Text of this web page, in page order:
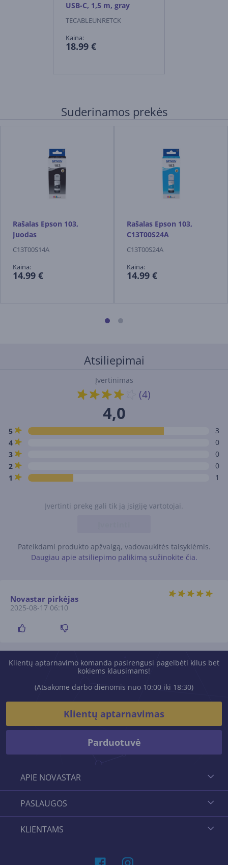
USB-C, 1,5 m, gray
TECABLEUNRETCK
Kaina:
18.99 €
Suderinamos prekės
Rašalas Epson 103,
Juodas
C13T00S14A
Kaina:
14.99 €
Rašalas Epson 103,
C13T00S24A
C13T00S24A
Kaina:
14.99 €
Atsiliepimai
Įvertinimas
(4)
4,0
5
3
4
0
3
0
2
0
1
1
Įvertinti prekę gali tik ją įsigiję vartotojai.
Pateikdami produkto apžvalgą, vadovaukitės taisyklėmis.
Daugiau apie atsiliepimo palikimą sužinokite čia.
Novastar pirkėjas
2025-08-17 06:10
APIE NOVASTAR
PASLAUGOS
KLIENTAMS
Klientų aptarnavimo komanda pasirengusi pagelbėti kilus bet
kokiems klausimams!
(Atsakome darbo dienomis nuo 10:00 iki 18:30)
Klientų aptarnavimas
Parduotuvė